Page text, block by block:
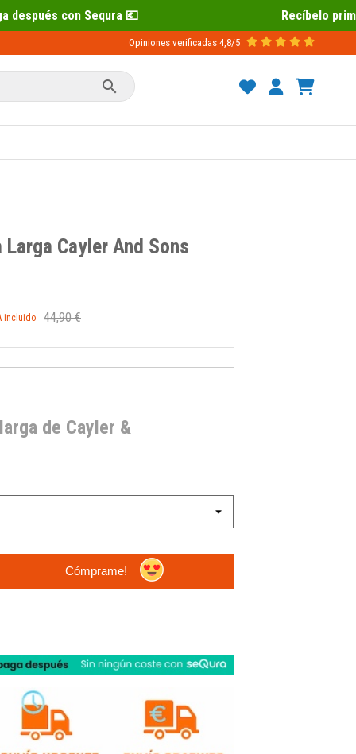
💶 Recíbelo primero 📦 Paga
Opiniones verificadas 4,8/5

Cayler And Sons
incluido 44,90 €
de Cayler &
Cómprame!